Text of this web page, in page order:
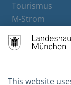
Tourismus
M-Strom
Hotels
Contact